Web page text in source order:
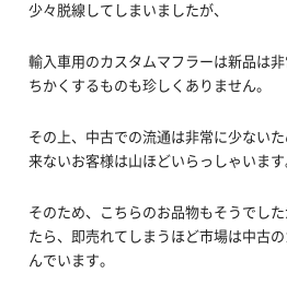
少々脱線してしまいましたが、
輸入車用のカスタムマフラーは新品は
ちかくするものも珍しくありません。
その上、中古での流通は非常に少ない
来ないお客様は山ほどいらっしゃいます
そのため、こちらのお品物もそうでし
たら、即売れてしまうほど市場は中古
んでいます。